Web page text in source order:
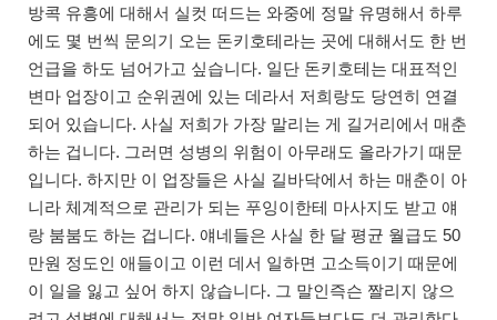
방콕 유흥에 대해서 실컷 떠드는 와중에 정말 유명해서 하루
에도 몇 번씩 문의기 오는 돈키호테라는 곳에 대해서도 한 번
언급을 하도 넘어가고 싶습니다. 일단 돈키호테는 대표적인
변마 업장이고 순위권에 있는 데라서 저희랑도 당연히 연결
되어 있습니다. 사실 저희가 가장 말리는 게 길거리에서 매춘
하는 겁니다. 그러면 성병의 위험이 아무래도 올라가기 때문
입니다. 하지만 이 업장들은 사실 길바닥에서 하는 매춘이 아
니라 체계적으로 관리가 되는 푸잉이한테 마사지도 받고 얘
랑 붐붐도 하는 겁니다. 얘네들은 사실 한 달 평균 월급도 50
만원 정도인 애들이고 이런 데서 일하면 고소득이기 때문에
이 일을 잃고 싶어 하지 않습니다. 그 말인즉슨 짤리지 않으